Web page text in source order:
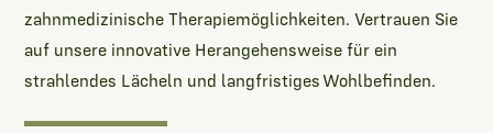
zahnmedizinische Therapiemöglichkeiten. Vertrauen Sie
auf unsere innovative Herangehensweise für ein
strahlendes Lächeln und langfristiges Wohlbefinden.